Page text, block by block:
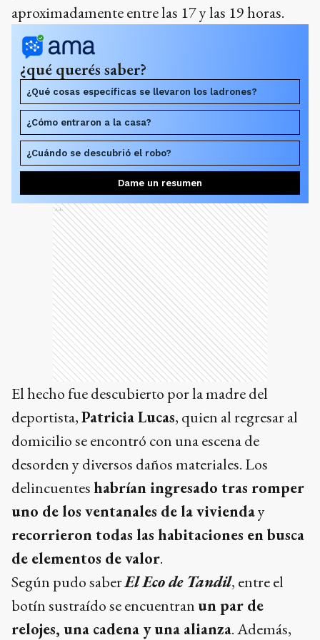
aproximadamente entre las 17 y las 19 horas.
¿qué querés saber?
¿Qué cosas específicas se llevaron los ladrones?
¿Cómo entraron a la casa?
¿Cuándo se descubrió el robo?
Dame un resumen
Ads
El hecho fue descubierto por la madre del
deportista,Patricia Lucas, quien al regresar al
domicilio se encontró con una escena de
desorden y diversos daños materiales. Los
delincuenteshabrían ingresado tras romper
uno de los ventanales de la vivienday
recorrieron todas las habitaciones en busca
de elementos de valor.
Según pudo saberEl Eco de Tandil, entre el
botín sustraído se encuentranun par de
relojes, una cadena y una alianza. Además,